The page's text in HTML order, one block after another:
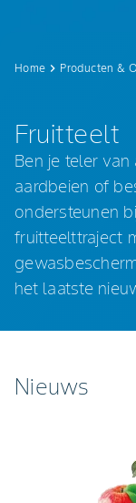
Home keyboard_arrow_right Producten &
Fruitteelt
Ben je teler
aardbeien of
ondersteunen
fruitteelttraject
het laatste
Nieuws